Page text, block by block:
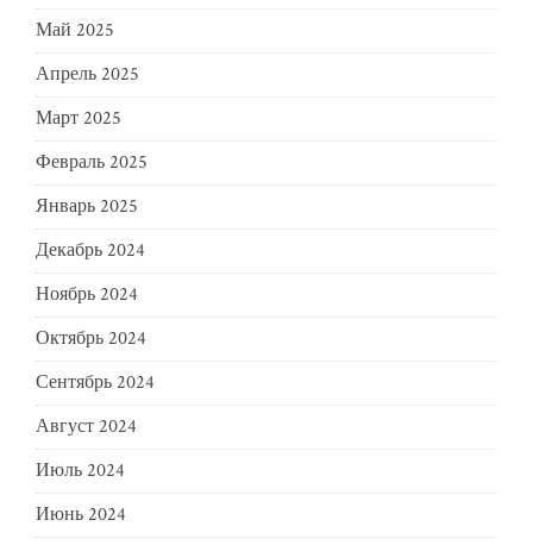
Май 2025
Апрель 2025
Март 2025
Февраль 2025
Январь 2025
Декабрь 2024
Ноябрь 2024
Октябрь 2024
Сентябрь 2024
Август 2024
Июль 2024
Июнь 2024